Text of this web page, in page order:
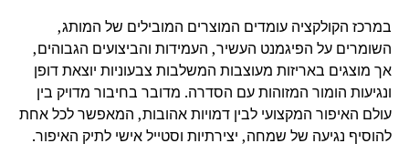
במרכז הקולקציה עומדים המוצרים המובילים של המותג,
השומרים על הפיגמנט העשיר, העמידות והביצועים הגבוהים,
אך מוצגים באריזות מעוצבות המשלבות צבעוניות יוצאת דופן
ונגיעות הומור המזוהות עם הסדרה. מדובר בחיבור מדויק בין
עולם האיפור המקצועי לבין דמויות אהובות, המאפשר לכל אחת
להוסיף נגיעה של שמחה, יצירתיות וסטייל אישי לתיק האיפור.